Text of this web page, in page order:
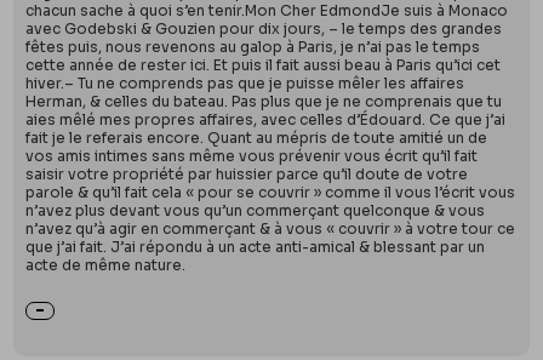
chacun sache à quoi s’en tenir.Mon Cher EdmondJe suis à Monaco
avec Godebski & Gouzien pour dix jours, – le temps des grandes
fêtes puis, nous revenons au galop à Paris, je n’ai pas le temps
cette année de rester ici. Et puis il fait aussi beau à Paris qu’ici cet
hiver.– Tu ne comprends pas que je puisse mêler les affaires
Herman, & celles du bateau. Pas plus que je ne comprenais que tu
aies mêlé mes propres affaires, avec celles d’Édouard. Ce que j’ai
fait je le referais encore. Quant au mépris de toute amitié un de
vos amis intimes sans même vous prévenir vous écrit qu’il fait
saisir votre propriété par huissier parce qu’il doute de votre
parole & qu’il fait cela « pour se couvrir » comme il vous l’écrit vous
n’avez plus devant vous qu’un commerçant quelconque & vous
n’avez qu’à agir en commerçant & à vous « couvrir » à votre tour ce
que j’ai fait. J’ai répondu à un acte anti-amical & blessant par un
acte de même nature.